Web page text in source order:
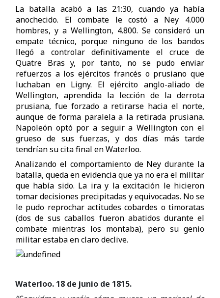
La batalla acabó a las 21:30, cuando ya había
anochecido. El combate le costó a Ney 4.000
hombres, y a Wellington, 4.800. Se consideró un
empate técnico, porque ninguno de los bandos
llegó a controlar definitivamente el cruce de
Quatre Bras y, por tanto, no se pudo enviar
refuerzos a los ejércitos francés o prusiano que
luchaban en Ligny. El ejército anglo-aliado de
Wellington, aprendida la lección de la derrota
prusiana, fue forzado a retirarse hacia el norte,
aunque de forma paralela a la retirada prusiana.
Napoleón optó por a seguir a Wellington con el
grueso de sus fuerzas, y dos días más tarde
tendrían su cita final en Waterloo.
Analizando el comportamiento de Ney durante la
batalla, queda en evidencia que ya no era el militar
que había sido. La ira y la excitación le hicieron
tomar decisiones precipitadas y equivocadas. No se
le pudo reprochar actitudes cobardes o timoratas
(dos de sus caballos fueron abatidos durante el
combate mientras los montaba), pero su genio
militar estaba en claro declive.
Waterloo. 18 de junio de 1815.